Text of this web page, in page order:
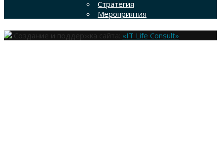
Стратегия
Мероприятия
Создание и поддержка сайта: «IT Life Consult»